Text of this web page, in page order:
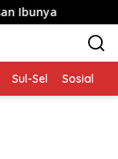
Aksi
Sul-Sel Sosial